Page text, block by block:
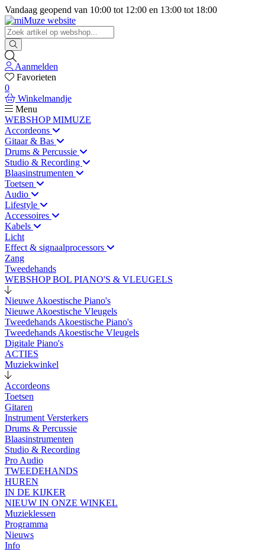
Vandaag geopend van 10:00 tot 12:00 en 13:00 tot 18:00
Aanmelden
Favorieten
0
Winkelmandje
Menu
WEBSHOP MIMUZE
Accordeons
Gitaar & Bas
Drums & Percussie
Studio & Recording
Blaasinstrumenten
Toetsen
Audio
Lifestyle
Accessoires
Kabels
Licht
Effect & signaalprocessors
Zang
Tweedehands
WEBSHOP BOL PIANO'S & VLEUGELS
Nieuwe Akoestische Piano's
Nieuwe Akoestische Vleugels
Tweedehands Akoestische Piano's
Tweedehands Akoestische Vleugels
Digitale Piano's
ACTIES
Muziekwinkel
Accordeons
Toetsen
Gitaren
Instrument Versterkers
Drums & Percussie
Blaasinstrumenten
Studio & Recording
Pro Audio
TWEEDEHANDS
HUREN
IN DE KIJKER
NIEUW IN ONZE WINKEL
Muzieklessen
Programma
Nieuws
Info